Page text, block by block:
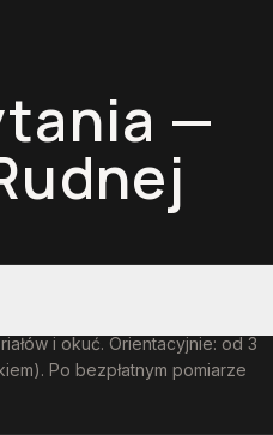
—
i okuć. Orientacyjnie: od 3
Po bezpłatnym pomiarze